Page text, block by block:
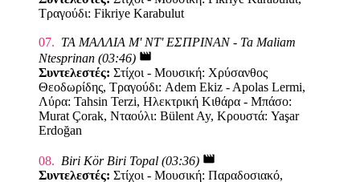
Τραγούδι: Fikriye Karabulut
07. ΤΑ ΜΑΛΛΙΑ Μ' ΝΤ' ΕΣΠΡΙΝΑΝ - Ta Maliam
Ntesprinan (03:46) movie
Συντελεστές: Στίχοι - Μουσική: Χρύσανθος
Θεοδωρίδης, Τραγούδι: Adem Ekiz - Apolas Lermi,
Λύρα: Tahsin Terzi, Ηλεκτρική Κιθάρα - Μπάσο:
Murat Çorak, Νταούλι: Bülent Ay, Κρουστά: Yaşar
Erdoğan
08. Biri Kör Biri Topal (03:36) movie
Συντελεστές: Στίχοι - Μουσική: Παραδοσιακό,